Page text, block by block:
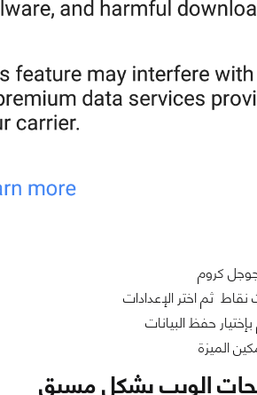
كروم
نقاط ثم اختر الإعدادات
حفظ البيانات
الميزة
الويب بشكل مسبق